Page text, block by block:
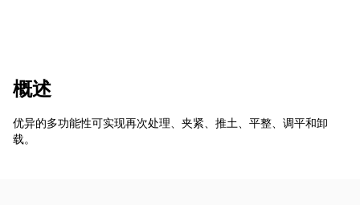
概述
优异的多功能性可实现再次处理、夹紧、推土、平整、调平和卸
载。